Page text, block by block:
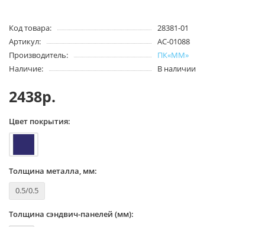
Код товара:
28381-01
Артикул:
AC-01088
Производитель:
ПК«ММ»
Наличие:
В наличии
2438р.
Цвет покрытия:
Толщина металла, мм:
0.5/0.5
Толщина сэндвич-панелей (мм):